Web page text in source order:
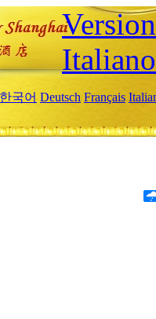
Italiano
한국어 Deutsch Français